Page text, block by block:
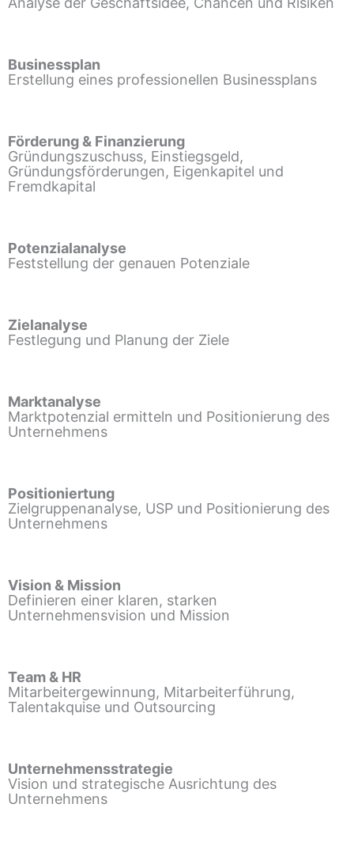
Businessplan
Erstellung eines professionellen Businessplans
Förderung & Finanzierung
Gründungszuschuss, Einstiegsgeld,
Gründungsförderungen, Eigenkapitel und
Fremdkapital
Potenzialanalyse
Feststellung der genauen Potenziale
Zielanalyse
Festlegung und Planung der Ziele
Marktanalyse
Marktpotenzial ermitteln und Positionierung des
Unternehmens
Positioniertung
Zielgruppenanalyse, USP und Positionierung des
Unternehmens
Vision & Mission
Definieren einer klaren, starken
Unternehmensvision und Mission
Team & HR
Mitarbeitergewinnung, Mitarbeiterführung,
Talentakquise und Outsourcing
Unternehmensstrategie
Vision und strategische Ausrichtung des
Unternehmens